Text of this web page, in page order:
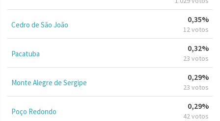
Cedro de São João
0,35%
12 votos
Pacatuba
0,32%
23 votos
Monte Alegre de Sergipe
0,29%
23 votos
Poço Redondo
0,29%
42 votos